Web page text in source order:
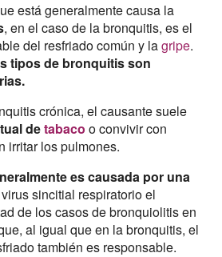
está generalmente causa la
, en el caso de la bronquitis, es el
del resfriado común y lagripe.
tipos de bronquitis son
crónica, el causante suele
detabaco o convivir con
irritar los pulmones.
es causada por una
sincitial respiratorio el
de los casos de bronquiolitis en
al igual que en la bronquitis, el
también es responsable.